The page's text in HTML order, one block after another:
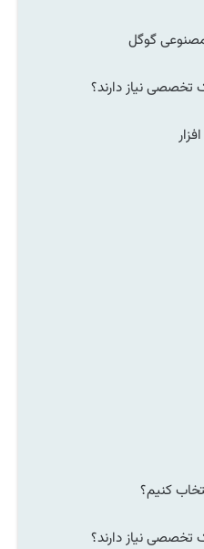
گوگل
نیاز دارند؟
کنیم؟
نیاز دارند؟